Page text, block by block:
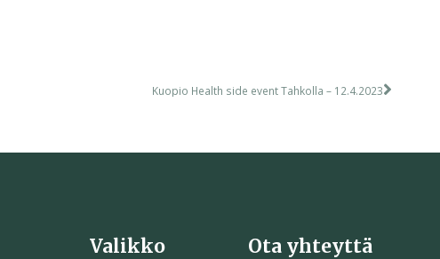
Kuopio Health side event Tahkolla – 12.4.2023
Valikko Ota yhteyttä